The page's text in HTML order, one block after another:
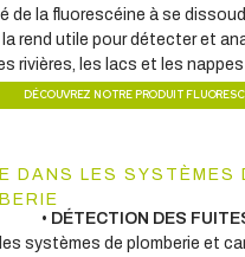
de la fluorescéine à se
rend utile pour détecter et
rivières, les lacs et les
DÉCOUVREZ NOTRE PRODUIT
DANS LES SYSTÈMES
• DÉTECTION DES
systèmes de plomberie et